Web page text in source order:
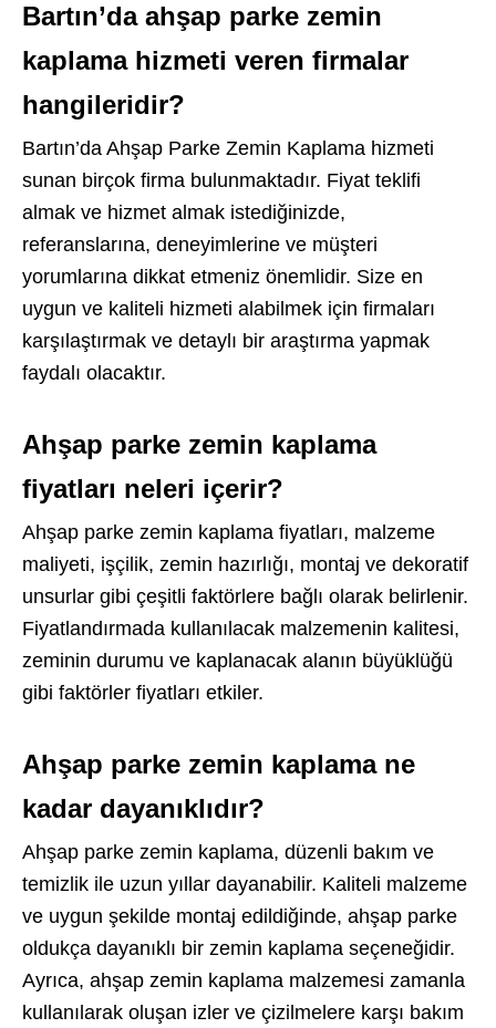
Bartın’da ahşap parke zemin
kaplama hizmeti veren firmalar
hangileridir?
Bartın’da Ahşap Parke Zemin Kaplama hizmeti
sunan birçok firma bulunmaktadır. Fiyat teklifi
almak ve hizmet almak istediğinizde,
referanslarına, deneyimlerine ve müşteri
yorumlarına dikkat etmeniz önemlidir. Size en
uygun ve kaliteli hizmeti alabilmek için firmaları
karşılaştırmak ve detaylı bir araştırma yapmak
faydalı olacaktır.
Ahşap parke zemin kaplama
fiyatları neleri içerir?
Ahşap parke zemin kaplama fiyatları, malzeme
maliyeti, işçilik, zemin hazırlığı, montaj ve dekoratif
unsurlar gibi çeşitli faktörlere bağlı olarak belirlenir.
Fiyatlandırmada kullanılacak malzemenin kalitesi,
zeminin durumu ve kaplanacak alanın büyüklüğü
gibi faktörler fiyatları etkiler.
Ahşap parke zemin kaplama ne
kadar dayanıklıdır?
Ahşap parke zemin kaplama, düzenli bakım ve
temizlik ile uzun yıllar dayanabilir. Kaliteli malzeme
ve uygun şekilde montaj edildiğinde, ahşap parke
oldukça dayanıklı bir zemin kaplama seçeneğidir.
Ayrıca, ahşap zemin kaplama malzemesi zamanla
kullanılarak oluşan izler ve çizilmelere karşı bakım